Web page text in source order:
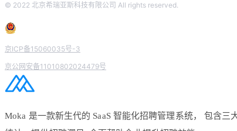
© 2022 北京希瑞亚斯科技有限公司 All rights reserved.
京ICP备15060035号-3
京公网安备11010802024479号
Moka 是一款新生代的 SaaS 智能化招聘管理系统， 包含